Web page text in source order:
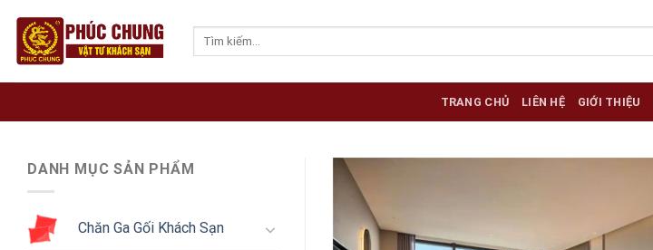
content
Tìm
TRANG CHỦ LIÊN HỆ GIỚI THIỆU
DANH MỤC SẢN PHẨM
Chăn Ga Gối Khách Sạn